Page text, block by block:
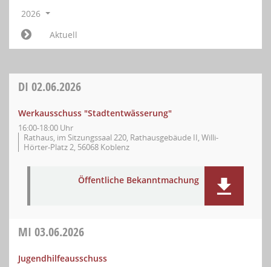
2026
Aktuell
DI 02.06.2026
Werkausschuss "Stadtentwässerung"
16:00-18:00 Uhr
Rathaus, im Sitzungssaal 220, Rathausgebäude II, Willi-
Hörter-Platz 2, 56068 Koblenz
Öffentliche Bekanntmachung
MI 03.06.2026
Jugendhilfeausschuss